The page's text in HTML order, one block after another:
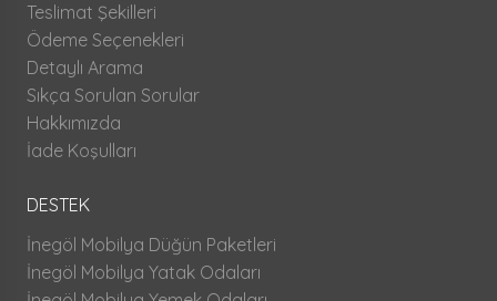
Teslimat Şekilleri
Ödeme Seçenekleri
Detaylı Arama
Sıkça Sorulan Sorular
Hakkımızda
İade Koşulları
DESTEK
İnegöl Mobilya Düğün Paketleri
İnegöl Mobilya Yatak Odaları